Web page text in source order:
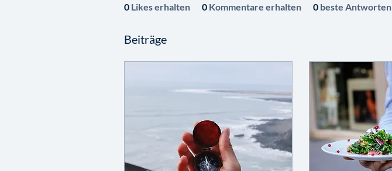
0 Likes erhalten 0 Kommentare erhalten 0 beste Antworten
Beiträge